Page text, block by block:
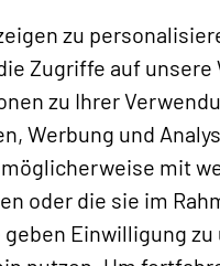
zu
zu
Zugriffe auf unsere
zu Ihrer
Werbung und
mit
oder die sie im
Einwilligung zu